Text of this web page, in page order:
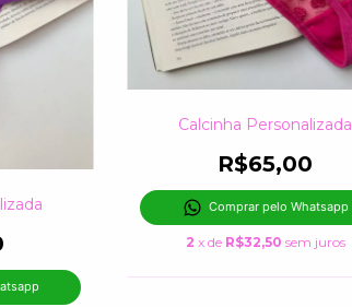
Calcinha Personalizada
R$65,00
Comprar pelo Whatsapp
2 x de R$32,50 sem juros